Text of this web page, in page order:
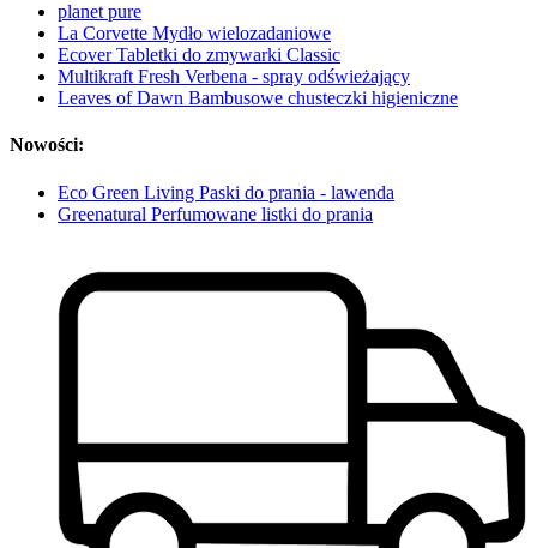
planet pure
La Corvette Mydło wielozadaniowe
Ecover Tabletki do zmywarki Classic
Multikraft Fresh Verbena - spray odświeżający
Leaves of Dawn Bambusowe chusteczki higieniczne
Nowości:
Eco Green Living Paski do prania - lawenda
Greenatural Perfumowane listki do prania